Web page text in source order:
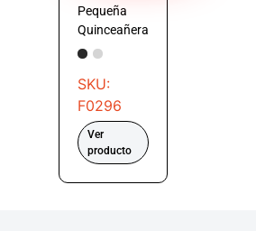
Pequeña
Quinceañera
SKU:
F0296
Ver
producto